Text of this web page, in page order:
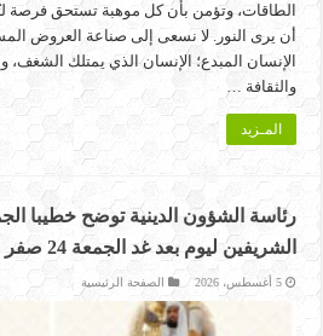
الطاقات، وتؤمن بأن كل موهبة تستحق
أن يرى النور. لا نسعى إلى صناعة العروض
الإنسان المبدع؛ الإنسان الذي يمتلك
والثقافة …
المـزيد
رئاسة الشؤون الدينية توضح خطيبا
الشريفين ليوم بعد غد الجمعة 24 صفر 1448هـ
5 أغسطس، 2026 الصفحة الرئيسية